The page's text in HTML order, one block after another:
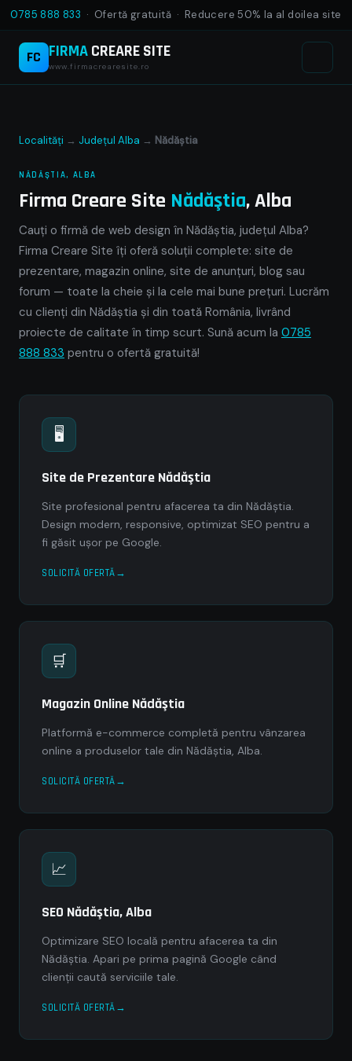
0785 888 833 · Ofertă gratuită · Reducere 50% la al doilea site
FC FIRMACREARE SITE
www.firmacrearesite.ro
Localități → Județul Alba → Nădăştia
NĂDĂŞTIA, ALBA
Firma Creare Site Nădăştia, Alba
Cauți o firmă de web design în Nădăştia, județul Alba?
Firma Creare Site îți oferă soluții complete: site de
prezentare, magazin online, site de anunțuri, blog sau
forum — toate la cheie și la cele mai bune prețuri. Lucrăm
cu clienți din Nădăştia și din toată România, livrând
proiecte de calitate în timp scurt. Sună acum la 0785
888 833 pentru o ofertă gratuită!
🖥
Site de Prezentare Nădăştia
Site profesional pentru afacerea ta din Nădăştia.
Design modern, responsive, optimizat SEO pentru a
fi găsit ușor pe Google.
SOLICITĂ OFERTĂ
🛒
Magazin Online Nădăştia
Platformă e-commerce completă pentru vânzarea
online a produselor tale din Nădăştia, Alba.
SOLICITĂ OFERTĂ
📈
SEO Nădăştia, Alba
Optimizare SEO locală pentru afacerea ta din
Nădăştia. Apari pe prima pagină Google când
clienții caută serviciile tale.
SOLICITĂ OFERTĂ